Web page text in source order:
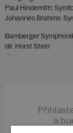
Paul Hindemith:
Johannes Brahms:
Bamberger
dir. Horst Stein
a